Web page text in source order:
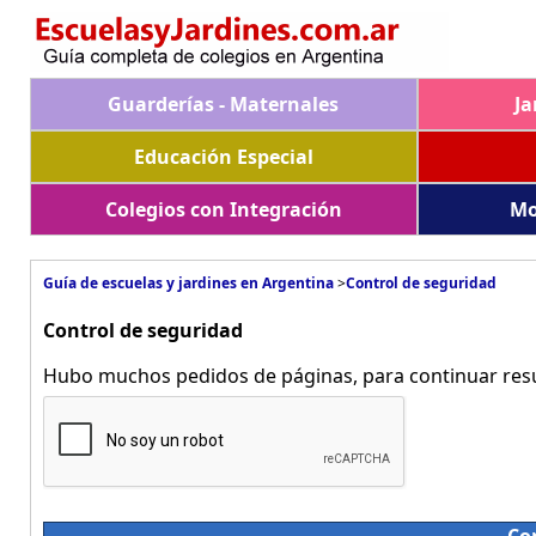
Guarderías - Maternales
Educación Especial
Colegios con Integración
Guía de escuelas y jardines en Argentina>Control de seguridad
Control de seguridad
Hubo muchos pedidos de páginas, para continuar